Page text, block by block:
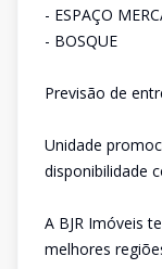
- ESPAÇO
- BOSQUE
Previsão de
Unidade
disponibilidade
A BJR Imóveis
melhores